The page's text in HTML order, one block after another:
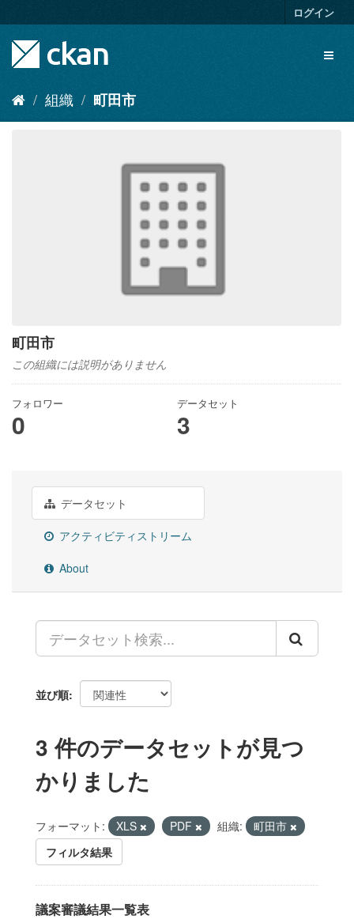
キ
容
ログイン
組織 町田市
町田市
この組織には説明がありません
フォロワー
0
データセット
3
データセット
アクティビティストリーム
About
並び順
3 件のデータセットが見つ
かりました
フォーマット: XLS PDF 組織:
町田市
フィルタ結果
議案審議結果一覧表